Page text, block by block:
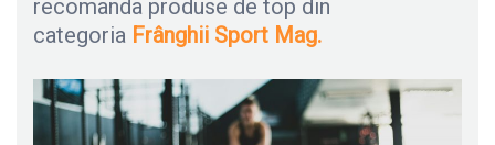
recomanda produse de top din
categoria Frânghii Sport Mag.